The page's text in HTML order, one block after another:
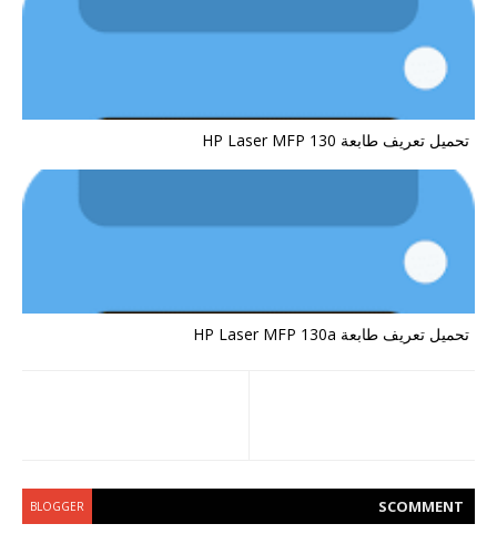
تحميل تعريف طابعة HP Laser MFP 130
تحميل تعريف طابعة HP Laser MFP 130a
COMMENT
S
BLOGGER